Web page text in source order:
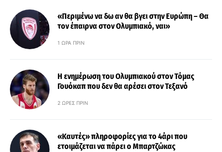
«Περιμένω να δω αν θα βγει στην Ευρώπη – Θα
τον έπαιρνα στον Ολυμπιακό, ναι»
1 ΏΡΑ ΠΡΙΝ
Η ενημέρωση του Ολυμπιακού στον Τόμας
Γουόκαπ που δεν θα αρέσει στον Τεξανό
2 ΏΡΕΣ ΠΡΙΝ
«Καυτές» πληροφορίες για το 4άρι που
ετοιμάζεται να πάρει ο Μπαρτζώκας